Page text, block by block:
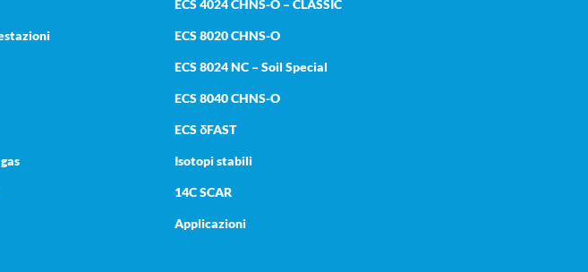
ECS 4024 CHNS-O – CLASSIC
ECS 8020 CHNS-O
ECS 8024 NC – Soil Special
ECS 8040 CHNS-O
ECS δFAST
Isotopi stabili
14C SCAR
Applicazioni